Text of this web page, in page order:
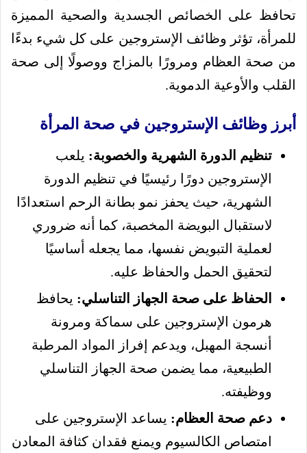
تحافظ على الخصائص الجسدية والصحية المميزة
للمرأة، تؤثر وظائف الإستروجين على كل شيء بدءًا
من صحة العظام ومرورًا بالمزاج ووصولًا إلى صحة
القلب والأوعية الدموية.
أبرز وظائف الإستروجين في صحة المرأة
تنظيم الدورة الشهرية والخصوبة: يلعب
الإستروجين دورًا رئيسيًا في تنظيم الدورة
الشهرية، حيث يحفز نمو بطانة الرحم استعدادًا
لاستقبال البويضة المخصبة، كما أنه ضروري
لعملية التبويض نفسها، مما يجعله أساسيًا
لتحقيق الحمل والحفاظ عليه.
الحفاظ على صحة الجهاز التناسلي: يحافظ
هرمون الإستروجين على سماكة ومرونة
أنسجة المهبل، ويدعم إفراز المواد المرطبة
الطبيعية، مما يضمن صحة الجهاز التناسلي
ووظيفته.
دعم صحة العظام: يساعد الإستروجين على
امتصاص الكالسيوم ويمنع فقدان كثافة المعادن